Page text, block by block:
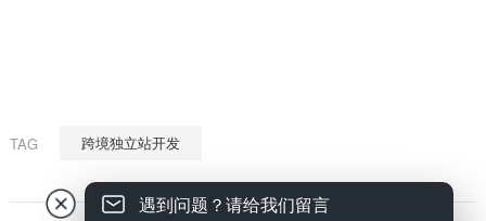
TAG 跨境独立站开发
遇到问题？请给我们留言